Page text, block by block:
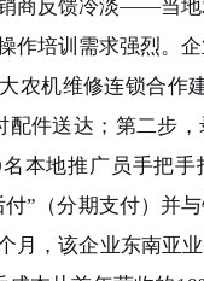
商反馈冷淡——当地
作培训需求强烈。
农机维修连锁合作
配件送达；第二步
本地推广员手把手
”（分期支付）并
月，该企业东南亚